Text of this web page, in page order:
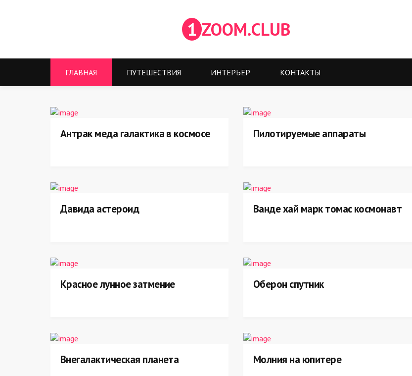
1 ZOOM.CLUB
ГЛАВНАЯ ПУТЕШЕСТВИЯ ИНТЕРЬЕР КОНТАКТЫ
Антрак меда галактика в космосе Пилотируемые аппараты
Давида астероид Ванде хай марк томас космонавт
Красное лунное затмение Оберон спутник
Внегалактическая планета Молния на юпитере